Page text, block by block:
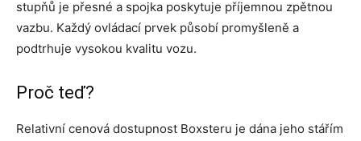
stupňů je přesné a spojka poskytuje příjemnou zpětnou
vazbu. Každý ovládací prvek působí promyšleně a
podtrhuje vysokou kvalitu vozu.
Proč teď?
Relativní cenová dostupnost Boxsteru je dána jeho stářím